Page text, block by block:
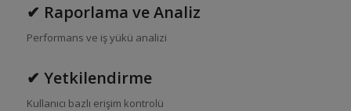
✔ Raporlama ve Analiz
Performans ve iş yükü analizi
✔ Yetkilendirme
Kullanıcı bazlı erişim kontrolü